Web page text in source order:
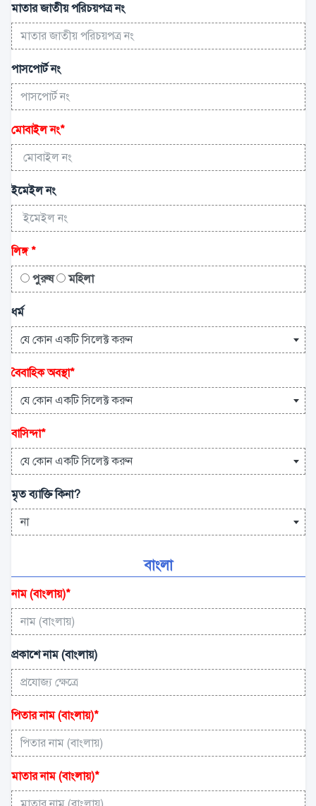
মাতার জাতীয় পরিচয়পত্র নং
পাসপোর্ট নং
মোবাইল নং*
ইমেইল নং
লিঙ্গ*
পুরুষ
মহিলা
ধর্ম
যে কোন একটি সিলেক্ট করুন
বৈবাহিক অবস্থা*
যে কোন একটি সিলেক্ট করুন
বাসিন্দা*
যে কোন একটি সিলেক্ট করুন
মৃত ব্যাক্তি কিনা?
না
বাংলা
নাম (বাংলায়)*
প্রকাশে নাম (বাংলায়)
পিতার নাম (বাংলায়)*
মাতার নাম (বাংলায়)*